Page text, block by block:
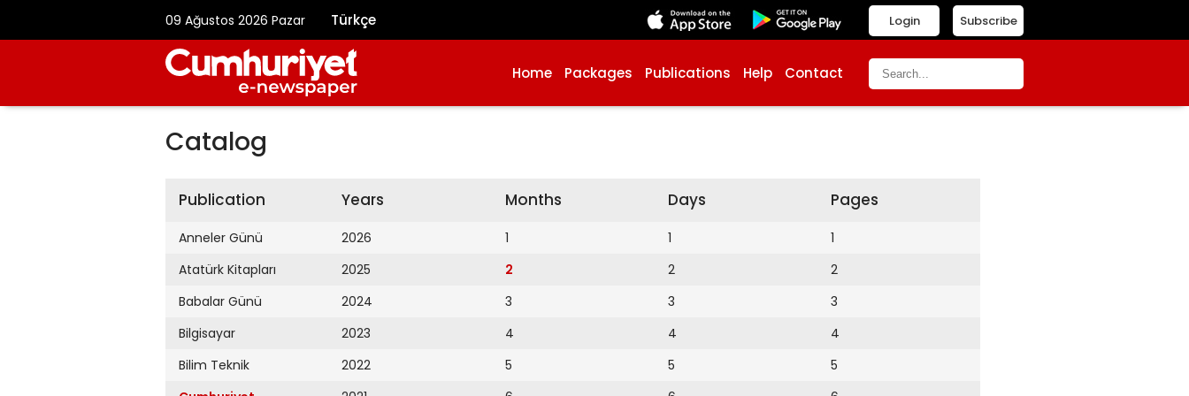
09 Ağustos 2026 Pazar Türkçe Subscribe
Login
Home Packages Publications Help Contact
Catalog
Publication
Anneler Günü
Atatürk Kitapları
Babalar Günü
Bilgisayar
Bilim Teknik
Years
2026
2025
2024
2023
2022
Months
1
2
3
4
5
Days
1
2
3
4
5
Pages
1
2
3
4
5